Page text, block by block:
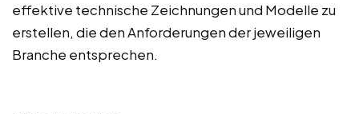
effektive technische Zeichnungen und Modelle zu
erstellen, die den Anforderungen der jeweiligen
Branche entsprechen.